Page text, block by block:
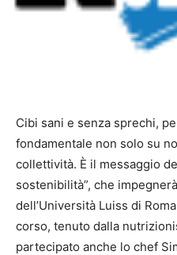
Cibi sani e senza sprechi,
fondamentale non solo su
collettività. È il messaggio
sostenibilità”, che
dell’Università Luiss di
corso, tenuto dalla
partecipato anche lo chef